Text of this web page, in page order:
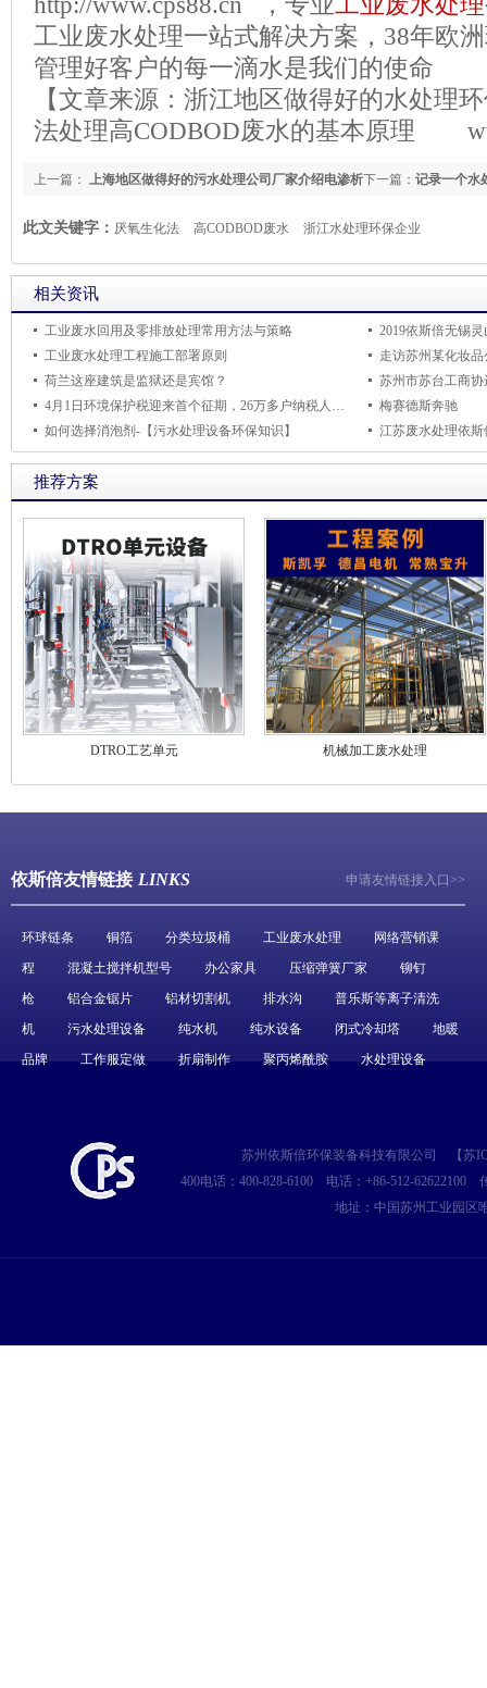
工业废水处理一站式解决方案， 38年欧
管理好客户的每一滴水是我们的使命
【文章来源： 浙江地区做得好的水处理
法处理高CODBOD废水的基本原理
下一篇： 记录一个水
上一篇： 上海地区做得好的污水处理公司厂家介绍电渗析
此文关键字： 厌氧生化法 高CODBOD废水 浙江水处理环保企业
相关资讯
工业废水回用及零排放处理常用方法与策略
2019依斯倍无锡
工业废水处理工程施工部署原则
走访苏州某化妆
荷兰这座建筑是监狱还是宾馆？
4月1日环境保护税迎来首个征期，26万多户纳税人将为排污买单
梅赛德斯奔驰
如何选择消泡剂-【污水处理设备环保知识】
推荐方案
DTRO工艺单元 机械加工废水处理
依斯倍友情链接 LINKS 申请友情链接入口>>
环球链条 铜箔 分类垃圾桶 工业废水处理
网络营销课
程
混凝土搅拌机型号 办公家具 压缩弹簧厂家
铆钉
枪
铝合金锯片 铝材切割机 排水沟
普乐斯等离子清洗
机
污水处理设备 纯水机 纯水设备 闭式冷却塔
地暖
品牌
工作服定做 折扇制作 聚丙烯酰胺 水处理设备
苏州依斯倍环保装备科技有限公司 【苏
400电话：400-828-6100
电话：+86-512-62622100
地址：中国苏州工业园区